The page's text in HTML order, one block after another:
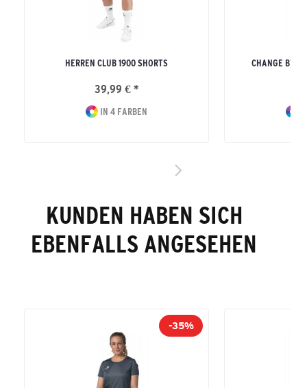
HERREN CLUB 1900 SHORTS
39,99 € *
IN 4 FARBEN
CHANGE BY
KUNDEN HABEN SICH
EBENFALLS ANGESEHEN
-35%